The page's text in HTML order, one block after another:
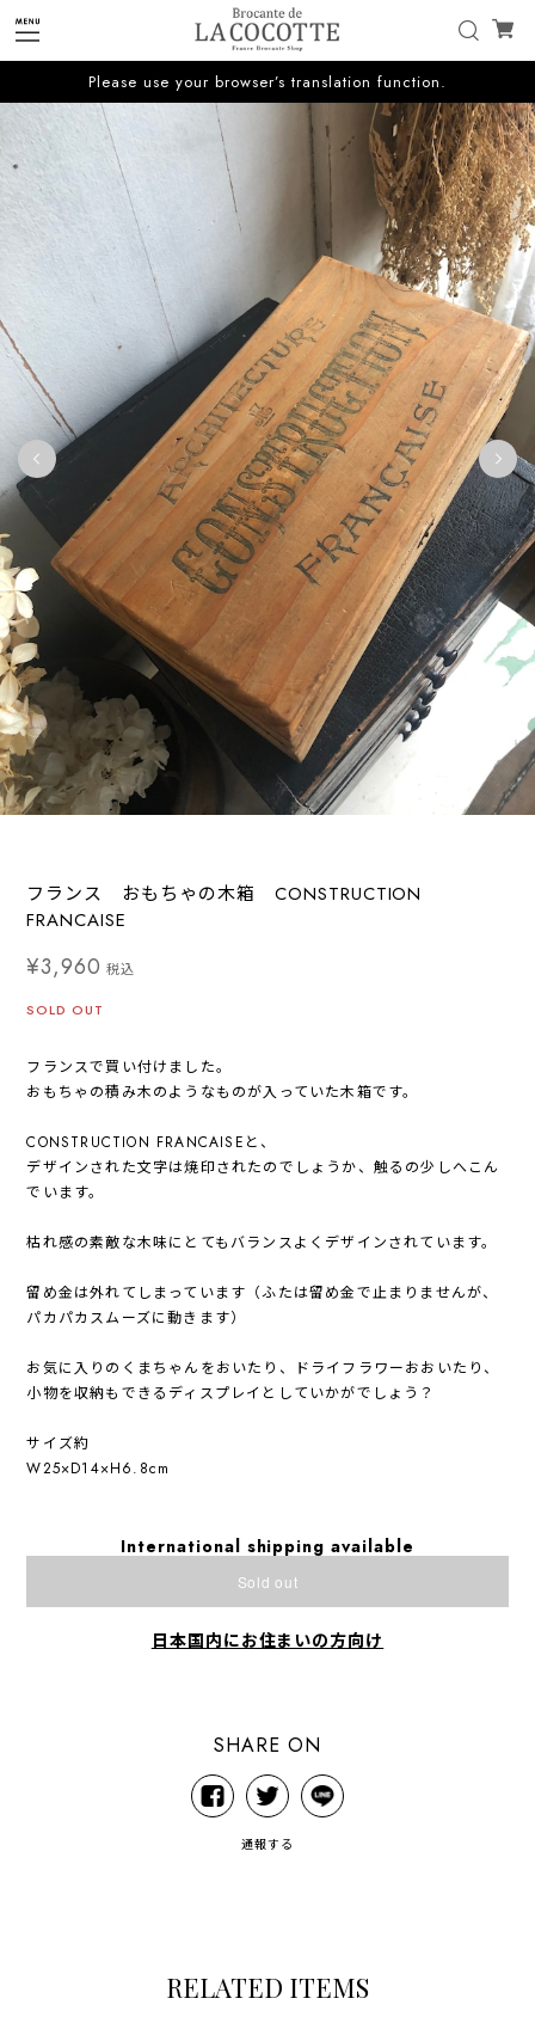
Please use your browser’s translation function.
フランス おもちゃの木箱 CONSTRUCTION
FRANCAISE
¥3,960 税込
SOLD OUT
フランスで買い付けました。
おもちゃの積み木のようなものが入っていた木箱です。
CONSTRUCTION FRANCAISEと、
デザインされた文字は焼印されたのでしょうか、触るの少しへこん
でいます。
枯れ感の素敵な木味にとてもバランスよくデザインされています。
留め金は外れてしまっています（ふたは留め金で止まりませんが、
パカパカスムーズに動きます）
お気に入りのくまちゃんをおいたり、ドライフラワーおおいたり、
小物を収納もできるディスプレイとしていかがでしょう？
サイズ約
W25×D14×H6.8cm
International shipping available
Sold out
日本国内にお住まいの方向け
SHARE ON
通報する
RELATED ITEMS